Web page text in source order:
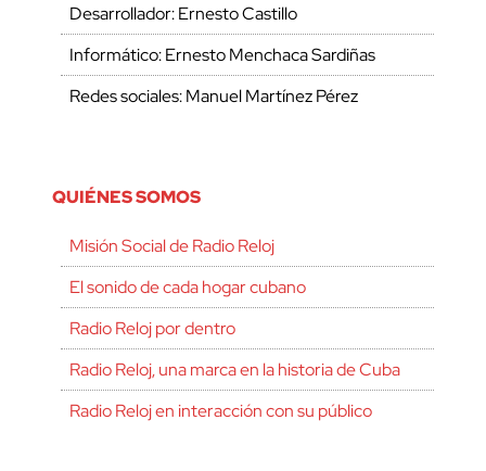
Desarrollador: Ernesto Castillo
Informático: Ernesto Menchaca Sardiñas
Redes sociales: Manuel Martínez Pérez
QUIÉNES SOMOS
Misión Social de Radio Reloj
El sonido de cada hogar cubano
Radio Reloj por dentro
Radio Reloj, una marca en la historia de Cuba
Radio Reloj en interacción con su público